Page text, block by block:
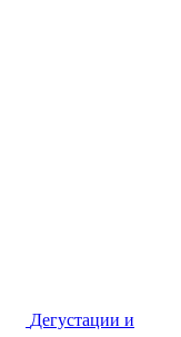
Дегустации и